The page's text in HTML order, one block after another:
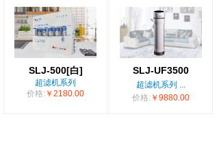
SLJ-500[白]
超滤机系列
价格: ￥2180.00
SLJ-UF3500
超滤机系列 ...
价格: ￥9880.00